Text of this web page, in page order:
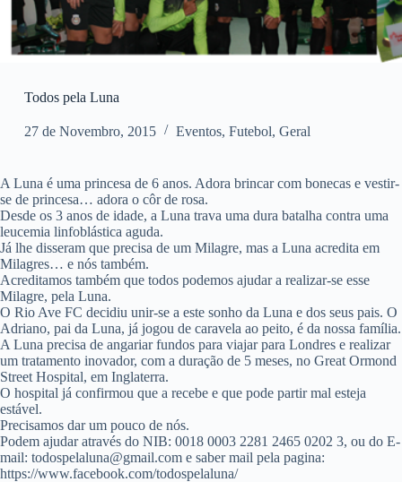
Todos pela Luna
27 de Novembro, 2015 Eventos, Futebol, Geral
A Luna é uma princesa de 6 anos. Adora brincar com bonecas e vestir-
se de princesa… adora o côr de rosa.
Desde os 3 anos de idade, a Luna trava uma dura batalha contra uma
leucemia linfoblástica aguda.
Já lhe disseram que precisa de um Milagre, mas a Luna acredita em
Milagres… e nós também.
Acreditamos também que todos podemos ajudar a realizar-se esse
Milagre, pela Luna.
O Rio Ave FC decidiu unir-se a este sonho da Luna e dos seus pais. O
Adriano, pai da Luna, já jogou de caravela ao peito, é da nossa família.
A Luna precisa de angariar fundos para viajar para Londres e realizar
um tratamento inovador, com a duração de 5 meses, no Great Ormond
Street Hospital, em Inglaterra.
O hospital já confirmou que a recebe e que pode partir mal esteja
estável.
Precisamos dar um pouco de nós.
Podem ajudar através do NIB: 0018 0003 2281 2465 0202 3, ou do E-
mail: todospelaluna@gmail.com e saber mail pela pagina:
https://www.facebook.com/todospelaluna/